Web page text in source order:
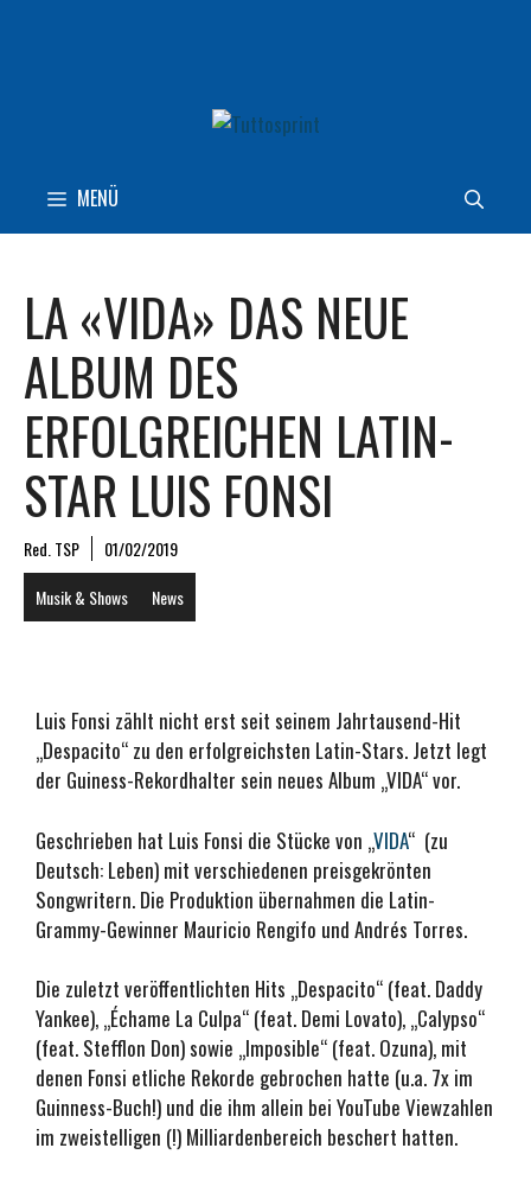
MENÜ
LA «VIDA» DAS NEUE
ALBUM DES
ERFOLGREICHEN LATIN-
STAR LUIS FONSI
Red. TSP
01/02/2019
Musik & Shows
News
Luis Fonsi zählt nicht erst seit seinem Jahrtausend-Hit
„Despacito“ zu den erfolgreichsten Latin-Stars. Jetzt legt
der Guiness-Rekordhalter sein neues Album „VIDA“ vor.
Geschrieben hat Luis Fonsi die Stücke von „VIDA“ (zu
Deutsch: Leben) mit verschiedenen preisgekrönten
Songwritern. Die Produktion übernahmen die Latin-
Grammy-Gewinner Mauricio Rengifo und Andrés Torres.
Die zuletzt veröffentlichten Hits „Despacito“ (feat. Daddy
Yankee), „Échame La Culpa“ (feat. Demi Lovato), „Calypso“
(feat. Stefflon Don) sowie „Imposible“ (feat. Ozuna), mit
denen Fonsi etliche Rekorde gebrochen hatte (u.a. 7x im
Guinness-Buch!) und die ihm allein bei YouTube Viewzahlen
im zweistelligen (!) Milliardenbereich beschert hatten.